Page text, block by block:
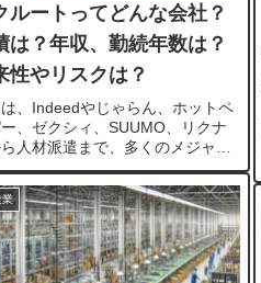
ルートってどんな会社？
は？年収、勤続年数は？
性やリスクは？
、Indeedやじゃらん、ホットペ
、ゼクシィ、SUUMO、リクナ
人材派遣まで、多くのメジャー
ンツを持つリクルートホールデ
スについて 有価証券報告書 をザ
読み解いてい...
業